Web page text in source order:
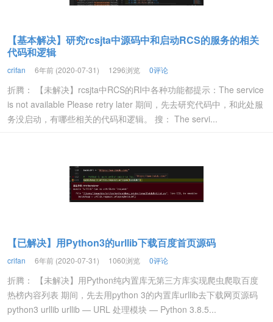
【基本解决】研究rcsjta中源码中和启动RCS的服务的相关
代码和逻辑
crifan 6年前 (2020-07-31) 1296浏览 0评论
折腾： 【未解决】rcsjta中RCS的RI中各种功能都提示：The service
is not available Please retry later 期间，先去研究代码中，和此处服
务没启动，有哪些相关的代码和逻辑。 搜： The servi...
【已解决】用Python3的urllib下载百度首页源码
crifan 6年前 (2020-07-31) 1060浏览 0评论
折腾： 【未解决】用Python纯内置库无第三方库实现爬虫爬取百度
热榜内容列表 期间，先去用python 3的内置库urllib去下载网页源码
python3 urllib urllib — URL 处理模块 — Python 3.8.5...